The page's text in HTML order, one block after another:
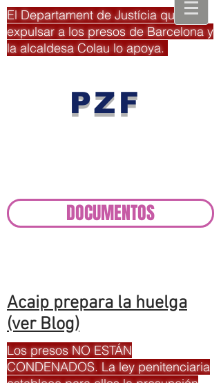
PZF
El Departament de Justícia quiere
expulsar a los presos de Barcelona y
la alcaldesa Colau lo apoya.
Los presos NO ESTÁN
CONDENADOS. La ley penitenciaria
Acaip prepara la huelga
(ver Blog)
DOCUMENTOS